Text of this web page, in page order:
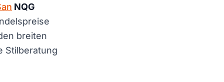
NQG
breiten
Stilberatung